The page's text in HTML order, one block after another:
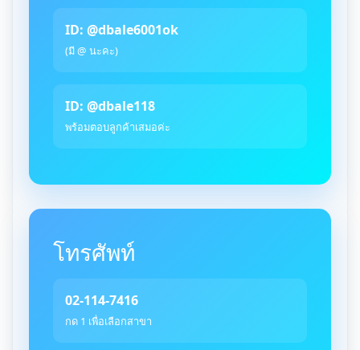
ID: @dbale6001ok
(มี @ นะคะ)
ID: @dbale118
พร้อมตอบลูกค้าเสมอค่ะ
โทรศัพท์
02-114-7416
กด 1 เพื่อเลือกสาขา